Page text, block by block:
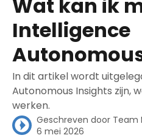
Wat kan ik
Intelligence
In dit artikel wordt
Autonomous Insights zijn,
werken.
Geschreven door Team
6 mei 2026